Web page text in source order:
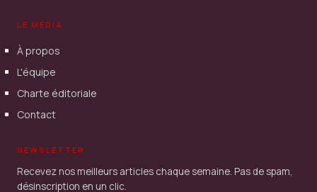
LE MÉDIA
À propos
L'équipe
Charte éditoriale
Contact
NEWSLETTER
Recevez nos meilleurs articles chaque semaine. Pas de spam,
désinscription en un clic.